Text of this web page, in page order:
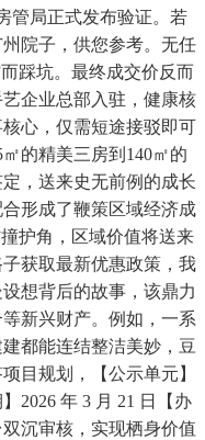
管局正式发布验证。若
院子，供您参考。无任
踩坑。最终成交价反而
企业总部入驻，健康核
心，仅需短途接驳即可
的精美三房到140㎡的
，送来史无前例的成长
形成了鞭策区域经济成
护角，区域价值将送来
获取最新优惠政策，我
想背后的故事，该鼎力
新兴财产。例如，一系
都能连结整洁美妙，豆
目规划，【公示单元】
2026 年 3 月 21 日【办
沉审核，实现栖身价值